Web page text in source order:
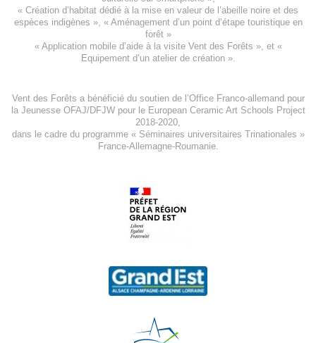
« Création d’habitat dédié à la mise en valeur de l’abeille noire et des
espèces indigènes », « Aménagement d’un point d’étape touristique en
forêt»
« Application mobile d’aide à la visite Vent des Forêts », et «
Equipement d’un atelier de création».
Vent des Forêts a bénéficié du soutien de l’Office Franco-allemand pour
la Jeunesse OFAJ/DFJWpour leEuropean Ceramic Art Schools Project
2018-2020
dans le cadre du programme « Séminaires universitaires Trinationales »
France-Allemagne-Roumanie.